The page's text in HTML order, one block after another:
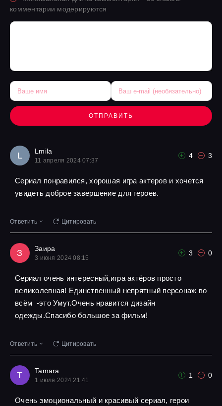
комментарии модерируются
ОТПРАВИТЬ
L Lmila
11 апреля 2024 07:37
4 3
Сериал понравился, хорошая игра актеров и хочется
увидеть доброе завершение для героев.
Ответить Цитировать
З Заира
3 июня 2024 08:15
3 0
Сериал очень интересный,игра актёров просто
великолепная! Единственный непрятный персонаж во
всём -это Умут.Очень нравится дизайн
одежды.Спасибо большое за фильм!
Ответить Цитировать
T Tamara
1 июля 2024 21:41
1 0
Очень эмоциональный и красивый сериал, герои